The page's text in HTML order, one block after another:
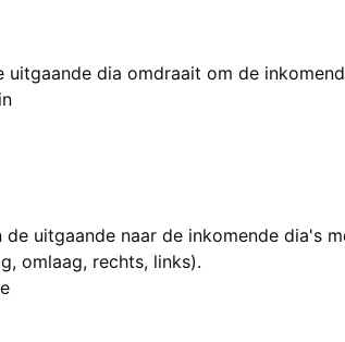
dia omdraait om de
de uitgaande naar de inkomende dia's
omlaag, rechts, links).